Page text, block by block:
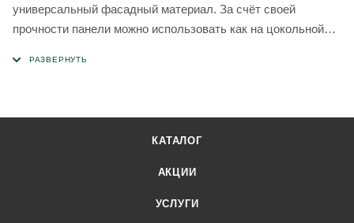
универсальный фасадный материал. За счёт своей
прочности панели можно использовать как на цокольной
КАТАЛОГ
АКЦИИ
УСЛУГИ